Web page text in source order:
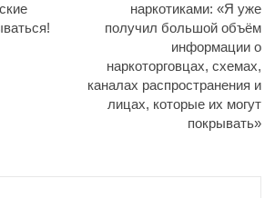
наркотиками: «Я уже
получил большой объём
информации о
наркоторговцах, схемах,
каналах распространения и
лицах, которые их могут
покрывать»